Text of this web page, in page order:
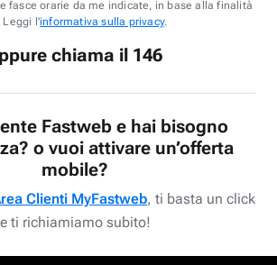
fasce orarie da me indicate, in base alla finalità
Leggi l'informativa sulla privacy.
chiama il 146
Fastweb e hai bisogno
o vuoi attivare un’offerta
mobile?
Clienti MyFastweb, ti basta un click
e ti richiamiamo subito!